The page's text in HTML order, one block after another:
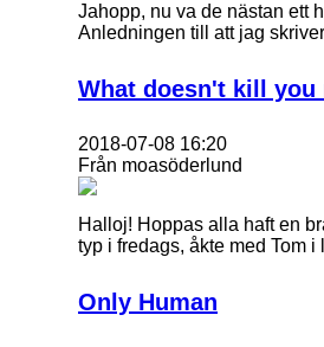
Jahopp, nu va de nästan ett
Anledningen till att jag
What doesn't kill you
2018-07-08 16:20
Från moasöderlund
Halloj! Hoppas alla haft en
typ i fredags, åkte med Tom
Only Human